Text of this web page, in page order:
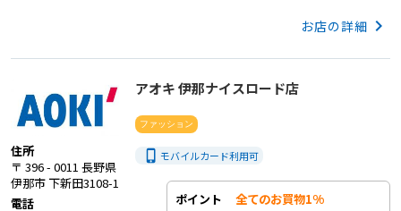
お店の詳細 keyboard_arrow_right
住所
〒 396 - 0011 長野県
伊那市 下新田3108-1
電話
アオキ 伊那ナイスロード店
ファッション
phone_iphone モバイルカード利用可
ポイント 全てのお買物1%